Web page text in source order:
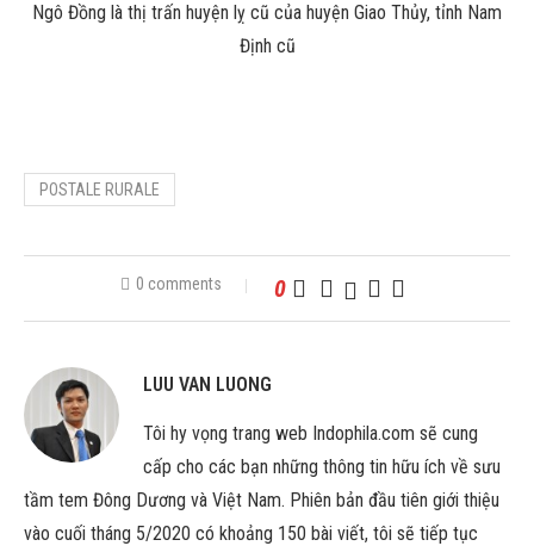
Ngô Đồng là thị trấn huyện lỵ cũ của huyện Giao Thủy, tỉnh Nam
Định cũ
POSTALE RURALE
0 comments 0
LUU VAN LUONG
Tôi hy vọng trang web Indophila.com sẽ cung
cấp cho các bạn những thông tin hữu ích về sưu
tầm tem Đông Dương và Việt Nam. Phiên bản đầu tiên giới thiệu
vào cuối tháng 5/2020 có khoảng 150 bài viết, tôi sẽ tiếp tục